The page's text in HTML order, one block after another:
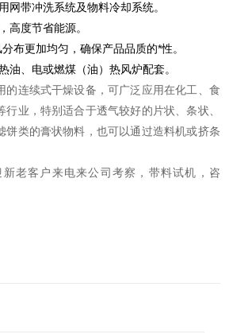
网带冲洗系统及物料冷却系统。
高度节省能源。
布更加均匀，确保产品品质的*性。
油、电或燃煤（油）热风炉配套。
的连续式干燥设备，可广泛应用在化工、食
业，特别适合于透气较好的片状、条状、
饼类的膏状物料，也可以通过造料机或挤条
老客户来电来公司考察，带料试机，咨